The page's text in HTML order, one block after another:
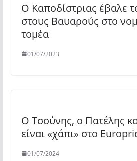
Ο Καποδίστριας έβαλε
στους Βαυαρούς στο
τομέα
01/07/2023
Ο Τσούνης, ο Πατέλης
είναι «χάπι» στο
01/07/2024